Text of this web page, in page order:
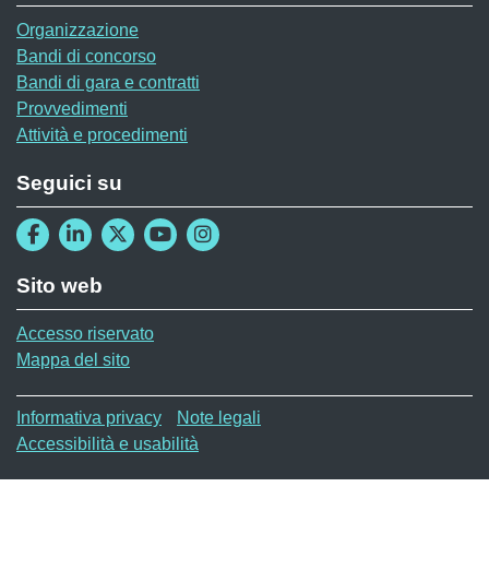
Organizzazione
Bandi di concorso
Bandi di gara e contratti
Provvedimenti
Attività e procedimenti
Seguici su
Sito web
Accesso riservato
Mappa del sito
Menù privacy
Informativa privacy
Note legali
Accessibilità e usabilità